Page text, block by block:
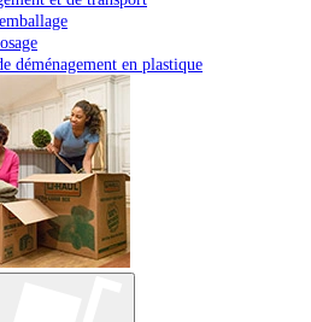
déménagement en plastique